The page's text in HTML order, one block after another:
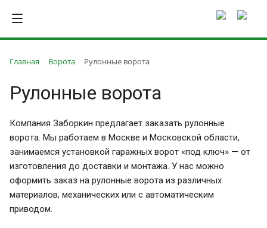
Главная Ворота Рулонные ворота
Рулонные ворота
Компания Заборкин предлагает заказать рулонные
ворота. Мы работаем в Москве и Московской области,
занимаемся установкой гаражных ворот «под ключ» — от
изготовления до доставки и монтажа. У нас можно
оформить заказ на рулонные ворота из различных
материалов, механических или с автоматическим
приводом.